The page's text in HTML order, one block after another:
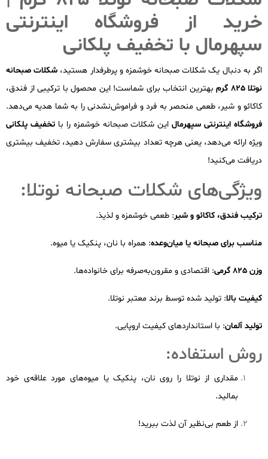
خرید از فروشگاه اینترنتی
سپهرمال با تخفیف پلکانی
اگر به دنبال یک شکلات صبحانه خوشمزه و پرطرفدار هستید، شکلات صبحانه
نوتلا 825 گرم
بهترین انتخاب برای شماست! این محصول با ترکیبی از فندق،
کاکائو و شیر، طعمی منحصر به فرد و فراموش‌نشدنی را به شما هدیه می‌دهد.
فروشگاه اینترنتی سپهرمالاین شکلات صبحانه خوشمزه را باتخفیف پلکانی
ویژه ارائه می‌دهد، یعنی هرچه تعداد بیشتری سفارش دهید، تخفیف بیشتری
دریافت می‌کنید!
ویژگی‌های شکلات صبحانه نوتلا:
ترکیب فندق، کاکائو و شیر: طعمی خوشمزه و لذیذ.
مناسب برای صبحانه یا میان‌وعده: همراه با نان، پنکیک یا میوه.
وزن 825 گرمی : اقتصادی و مقرون‌به‌صرفه برای خانواده‌ها.
کیفیت بالا: تولید شده توسط برند معتبر نوتلا.
تولید آلمان: با استانداردهای کیفیت اروپایی.
روش استفاده:
مقداری از نوتلا را روی نان، پنکیک یا میوه‌های مورد علاقه‌ی خود
بمالید.
از طعم بی‌نظیر آن لذت ببرید!